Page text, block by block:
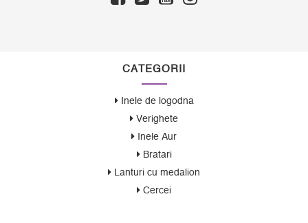
CATEGORII
Inele de logodna
Verighete
Inele Aur
Bratari
Lanturi cu medalion
Cercei